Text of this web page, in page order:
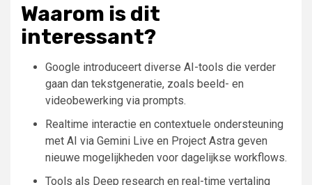
Waarom is dit
interessant?
Google introduceert diverse AI-tools die verder
gaan dan tekstgeneratie, zoals beeld- en
videobewerking via prompts.
Realtime interactie en contextuele ondersteuning
met AI via Gemini Live en Project Astra geven
nieuwe mogelijkheden voor dagelijkse workflows.
Tools als Deep research en real-time vertaling